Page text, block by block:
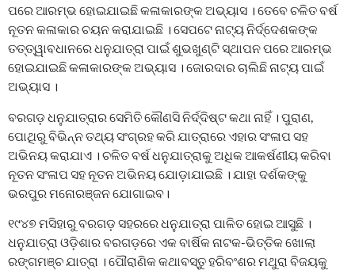
ପରେ ଆରମ୍ଭ ହୋଇଯାଇଛି କଳାକାରଙ୍କ ଅଭ୍ୟାସ । ତେବେ ଚଳିତ ବର୍ଷ
ନୂତନ କଳାକାର ଚୟନ କରାଯାଇଛି । ସେପଟେ ନାଟ୍ୟ ନିର୍ଦ୍ଦେଶକଙ୍କ
ତତ୍ତ୍ୱାବଧାନରେ ଧନୁଯାତ୍ରା ପାଇଁ ଶୁଭଖୁଣ୍ଟି ସ୍ଥାପନ ପରେ ଆରମ୍ଭ
ହୋଇଯାଇଛି କଳାକାରଙ୍କ ଅଭ୍ୟାସ । ଜୋରଦାର ଚାଲିଛି ନାଟ୍ୟ ପାଇଁ
ଅଭ୍ୟାସ ।
ବରଗଡ଼ ଧନୁଯାତ୍ରାର ସେମିତି କୌଣସି ନିର୍ଦ୍ଦିଷ୍ଟ କଥା ନାହିଁ । ପୁରାଣ,
ପୋଥିରୁ ବିଭିନ୍ନ ତଥ୍ୟ ସଂଗ୍ରହ କରି ଯାତ୍ରାରେ ଏହାର ସଂଳାପ ସହ
ଅଭିନୟ କରାଯାଏ । ଚଳିତ ବର୍ଷ ଧନୁଯାତ୍ରାକୁ ଅଧିକ ଆକର୍ଷଣୀୟ କରିବା
ନୂତନ ସଂଳାପ ସହ ନୂତନ ଅଭିନୟ ଯୋଡ଼ାଯାଇଛି । ଯାହା ଦର୍ଶକଙ୍କୁ
ଭରପୁର ମନୋରଞ୍ଜନ ଯୋଗାଇବ।
୧୯୪୭ ମସିହାରୁ ବରଗଡ଼ ସହରରେ ଧନୁଯାତ୍ରା ପାଳିତ ହୋଇ ଆସୁଛି ।
ଧନୁଯାତ୍ରା ଓଡ଼ିଶାର ବରଗଡ଼ରେ ଏକ ବାର୍ଷିକ ନାଟକ-ଭିତ୍ତିକ ଖୋଲା
ରଙ୍ଗମଞ୍ଚ ଯାତ୍ରା । ପୌରାଣିକ କଥାବସ୍ତୁ ହରିବଂଶର ମଥୁରା ବିଜୟକୁ